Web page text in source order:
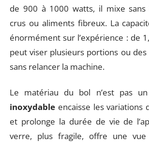
de 900 à 1000 watts, il mixe sans
crus ou aliments fibreux. La
énormément sur l’expérience : de
peut viser plusieurs portions ou
sans relancer la machine.
Le matériau du bol n’est pas un
inoxydable encaisse les variations
et prolonge la durée de vie de
verre, plus fragile, offre une